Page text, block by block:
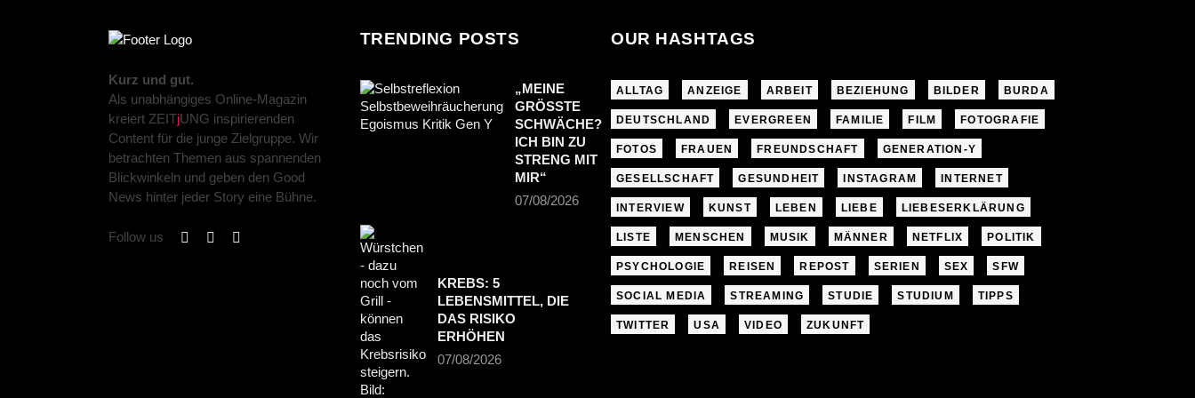
Kurz und gut.
Als unabhängiges Online-Magazin
kreiert ZEITjUNG inspirierenden
Content für die junge Zielgruppe. Wir
betrachten Themen aus spannenden
Blickwinkeln und geben den Good
News hinter jeder Story eine Bühne.
Follow us
TRENDING POSTS
„MEINE
GRÖSSTE S
CHWÄCHE? I
CH BIN ZU S
TRENG MIT M
IR“
07/08/2026
KREBS: 5
LEBENSMITTEL, DIE
DAS RISIKO
ERHÖHEN
07/08/2026
OUR HASHTAGS
ALLTAG ANZEIGE ARBEIT BEZIEHUNG BILDER BURDA
DEUTSCHLAND EVERGREEN FAMILIE FILM FOTOGRAFIE
FOTOS FRAUEN FREUNDSCHAFT GENERATION-Y
GESELLSCHAFT GESUNDHEIT INSTAGRAM INTERNET
INTERVIEW KUNST LEBEN LIEBE LIEBESERKLÄRUNG
LISTE MENSCHEN MUSIK MÄNNER NETFLIX POLITIK
PSYCHOLOGIE REISEN REPOST SERIEN SEX SFW
SOCIAL MEDIA STREAMING STUDIE STUDIUM TIPPS
TWITTER USA VIDEO ZUKUNFT